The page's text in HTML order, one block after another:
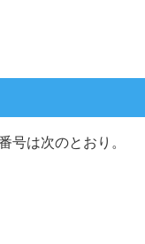
号は次のとおり。